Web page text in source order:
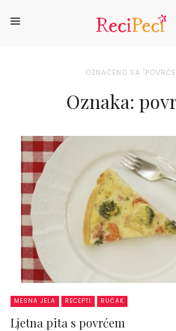
OZNAČENO SA
Oznaka:
MESNA JELA RECEPTI RUČAK
Ljetna pita s povrćem